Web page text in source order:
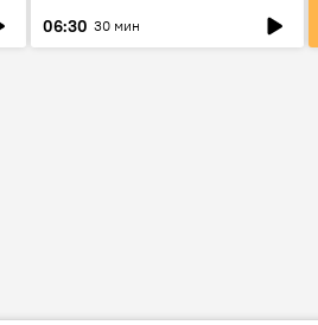
06:30 30 мин